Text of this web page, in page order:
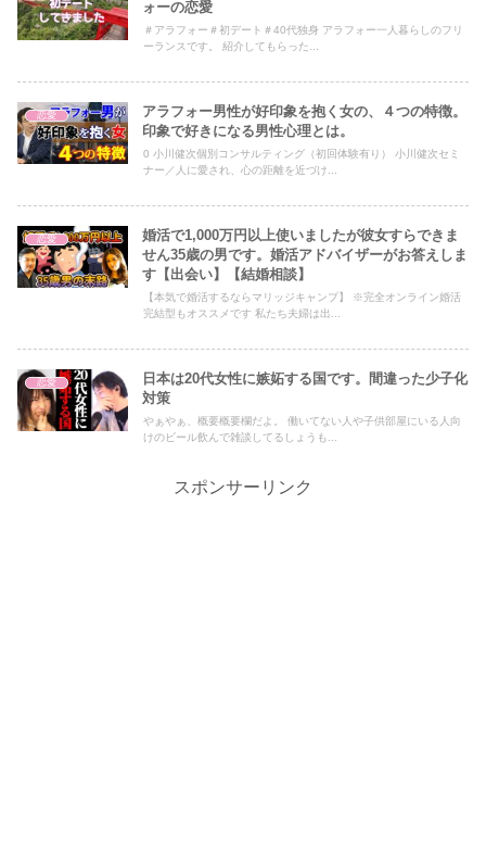
ォーの恋愛
＃アラフォー＃初デート＃40代独身 アラフォー一人暮らしのフリ
ーランスです。 紹介してもらった...
恋愛
アラフォー男性が好印象を抱く女の、４つの特徴。
印象で好きになる男性心理とは。
0 小川健次個別コンサルティング（初回体験有り） 小川健次セミ
ナー／人に愛され、心の距離を近づけ...
恋愛
婚活で1,000万円以上使いましたが彼女すらできま
せん35歳の男です。婚活アドバイザーがお答えしま
す【出会い】【結婚相談】
【本気で婚活するならマリッジキャンプ】 ※完全オンライン婚活
完結型もオススメです 私たち夫婦は出...
恋愛
日本は20代女性に嫉妬する国です。間違った少子化
対策
やぁやぁ、概要概要欄だよ。 働いてない人や子供部屋にいる人向
けのビール飲んで雑談してるしょうも...
スポンサーリンク